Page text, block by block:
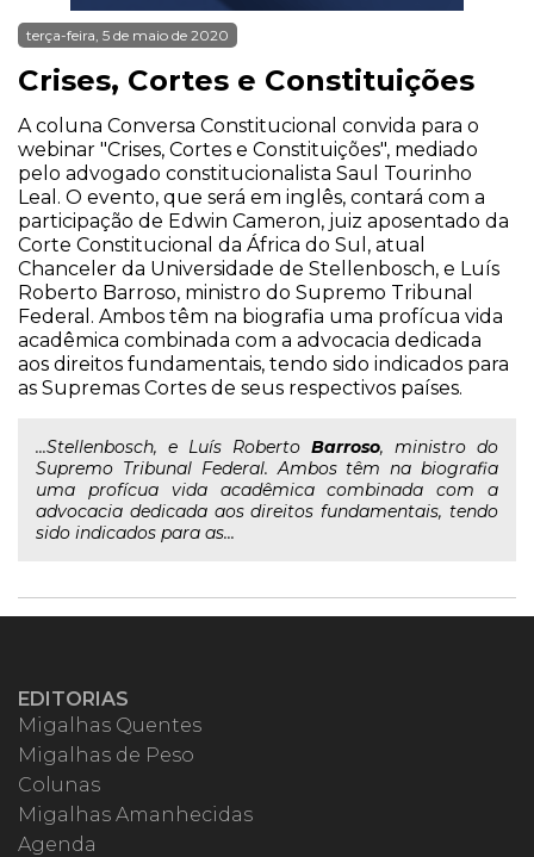
terça-feira, 5 de maio de 2020
Crises, Cortes e Constituições
A coluna Conversa Constitucional convida para o
webinar "Crises, Cortes e Constituições", mediado
pelo advogado constitucionalista Saul Tourinho
Leal. O evento, que será em inglês, contará com a
participação de Edwin Cameron, juiz aposentado da
Corte Constitucional da África do Sul, atual
Chanceler da Universidade de Stellenbosch, e Luís
Roberto Barroso, ministro do Supremo Tribunal
Federal. Ambos têm na biografia uma profícua vida
acadêmica combinada com a advocacia dedicada
aos direitos fundamentais, tendo sido indicados para
as Supremas Cortes de seus respectivos países.
...Stellenbosch, e Luís Roberto Barroso, ministro do
Supremo Tribunal Federal. Ambos têm na biografia
uma profícua vida acadêmica combinada com a
advocacia dedicada aos direitos fundamentais, tendo
sido indicados para as...
EDITORIAS
Migalhas Quentes
Migalhas de Peso
Colunas
Migalhas Amanhecidas
Agenda